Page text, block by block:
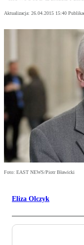
Aktualizacja: 26.04.2015 15:40
Foto: EAST NEWS/Piotr Bławicki
Eliza Olczyk